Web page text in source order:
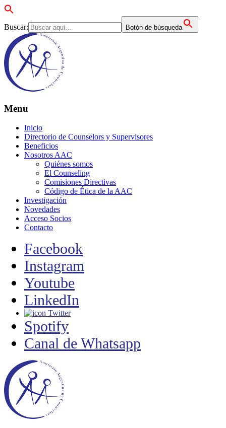
Buscar: Botón de búsqueda
Menu
Inicio
Directorio de Counselors y Supervisores
Beneficios
Nosotros AAC
Quiénes somos
El Counseling
Comisiones Directivas
Código de Ética de la AAC
Investigación
Novedades
Acceso Socios
Contacto
Facebook
Instagram
Youtube
LinkedIn
Twitter
Spotify
Canal de Whatsapp